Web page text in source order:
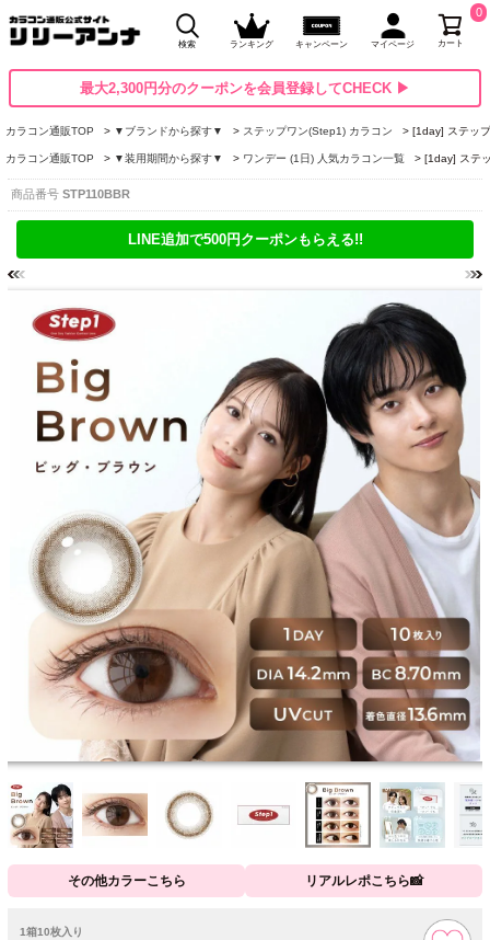
検索 ランキング キャンペーン マイページ カート
0
最大2,300円分のクーポンを会員登録してCHECK ▶
カラコン通販TOP ▼ブランドから探す▼ ステップワン(Step1) カラコン [1day] ステッ
カラコン通販TOP ▼装用期間から探す▼ ワンデー (1日) 人気カラコン一覧 [1day] ステ
商品番号 STP110BBR
LINE追加で500円クーポンもらえる!!
その他カラーこちら リアルレポこちら📸
1箱10枚入り